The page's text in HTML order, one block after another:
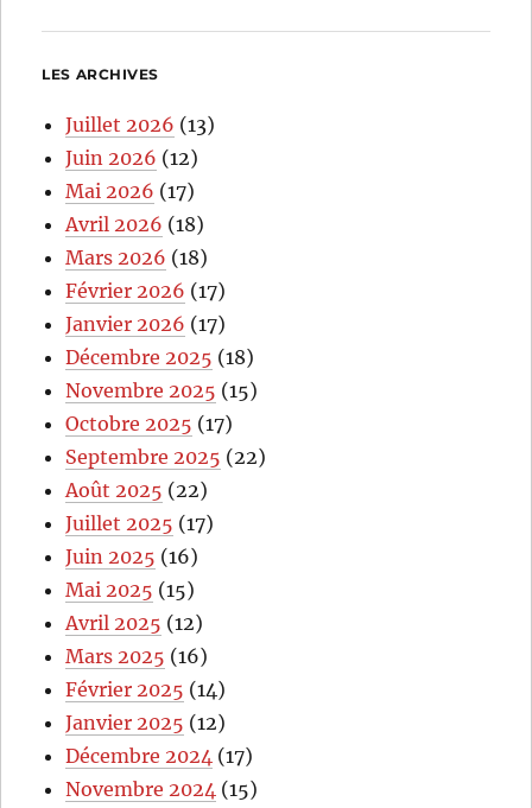
LES ARCHIVES
Juillet 2026 (13)
Juin 2026 (12)
Mai 2026 (17)
Avril 2026 (18)
Mars 2026 (18)
Février 2026 (17)
Janvier 2026 (17)
Décembre 2025 (18)
Novembre 2025 (15)
Octobre 2025 (17)
Septembre 2025 (22)
Août 2025 (22)
Juillet 2025 (17)
Juin 2025 (16)
Mai 2025 (15)
Avril 2025 (12)
Mars 2025 (16)
Février 2025 (14)
Janvier 2025 (12)
Décembre 2024 (17)
Novembre 2024 (15)